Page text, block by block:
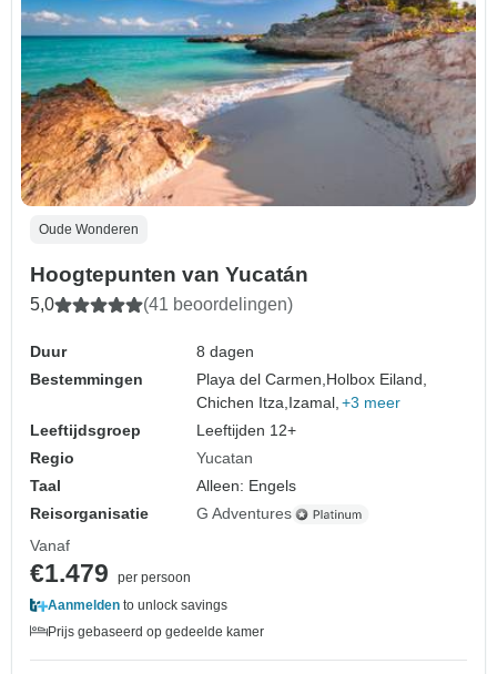
Oude Wonderen
Hoogtepunten van Yucatán
5,0 (41 beoordelingen)
Duur
8 dagen
Bestemmingen
Playa del Carmen,Holbox Eiland,
Chichen Itza,Izamal, +3 meer
Leeftijdsgroep
Leeftijden 12+
Regio
Yucatan
Taal
Alleen: Engels
Reisorganisatie
G Adventures
Vanaf
€1.479
per persoon
Aanmelden to unlock savings
Prijs gebaseerd op gedeelde kamer